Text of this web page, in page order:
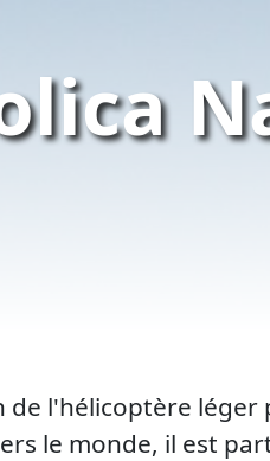
de l'hélicoptère
le monde, il est